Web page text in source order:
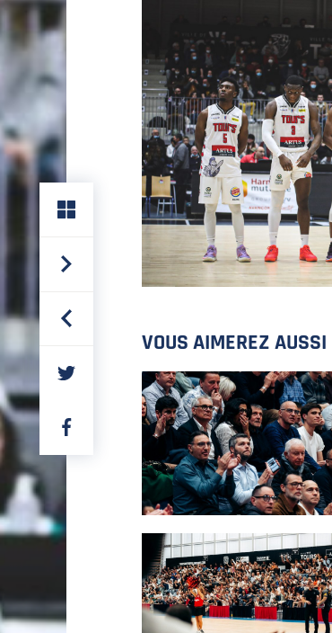
PARTAGER
SUR
PARTAGER
SUR
FACEBOOK
VOUS AIMEREZ AUSSI